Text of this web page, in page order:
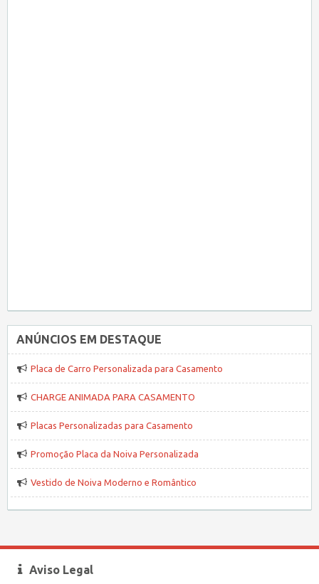
ANÚNCIOS EM DESTAQUE
Placa de Carro Personalizada para Casamento
CHARGE ANIMADA PARA CASAMENTO
Placas Personalizadas para Casamento
Promoção Placa da Noiva Personalizada
Vestido de Noiva Moderno e Romântico
Aviso Legal